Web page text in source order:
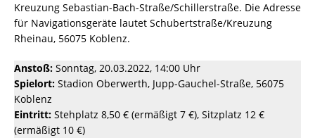
Kreuzung Sebastian-Bach-Straße/Schillerstraße. Die Adresse
für Navigationsgeräte lautet Schubertstraße/Kreuzung
Rheinau, 56075 Koblenz.
Anstoß: Sonntag, 20.03.2022, 14:00 Uhr
Spielort: Stadion Oberwerth, Jupp-Gauchel-Straße, 56075
Koblenz
Eintritt: Stehplatz 8,50 € (ermäßigt 7 €), Sitzplatz 12 €
(ermäßigt 10 €)